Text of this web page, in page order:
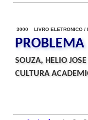
3000 LIVRO ELETRONICO /
SOUZA, HELIO
CULTURA